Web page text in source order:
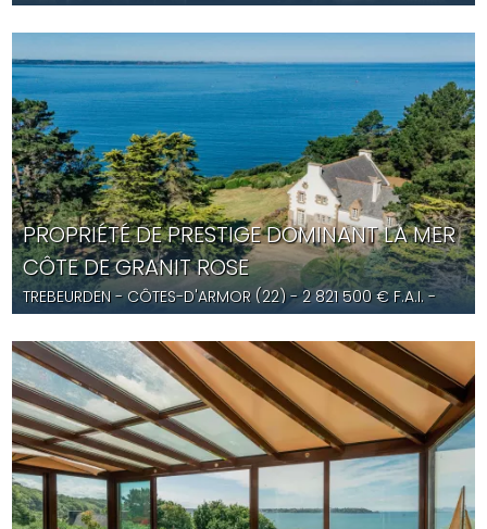
F.A.I.- CB5683
PROPRIÉTÉ DE PRESTIGE DOMINANT LA MER
CÔTE DE GRANIT ROSE
TREBEURDEN- CÔTES-D'ARMOR (22) -2 821 500 € F.A.I.-
YD5680